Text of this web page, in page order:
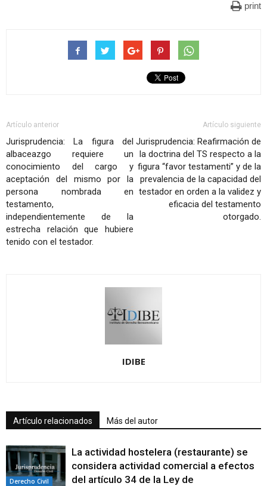
print
Artículo anterior
Jurisprudencia: La figura del
albaceazgo requiere un
conocimiento del cargo y
aceptación del mismo por la
persona nombrada en
testamento,
independientemente de la
estrecha relación que hubiere
tenido con el testador.
Artículo siguiente
Jurisprudencia: Reafirmación de
la doctrina del TS respecto a la
figura “favor testamenti” y de la
prevalencia de la capacidad del
testador en orden a la validez y
eficacia del testamento
otorgado.
IDIBE
Artículo relacionados Más del autor
Derecho Civil
La actividad hostelera (restaurante) se
considera actividad comercial a efectos
del artículo 34 de la Ley de